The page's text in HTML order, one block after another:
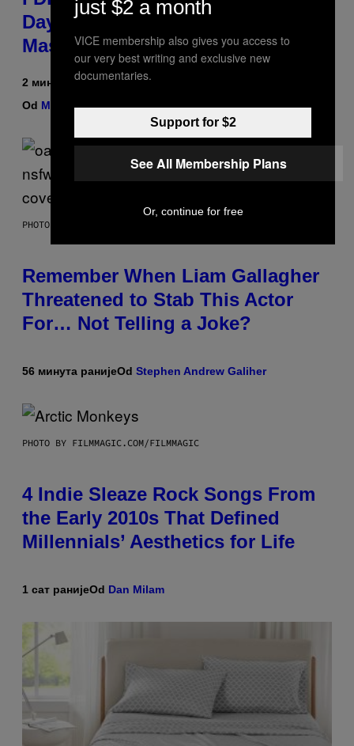
Day Existed Until I Saw This
Massive Sale at cbdMD
2 минута раније
Od Maha Haq| Reviewed byYsolt Usigan
PHOTO BY DAVE SIMPSON/WIREIMAGE/GETTY IMAGES
Remember When Liam Gallagher
Threatened to Stab This Actor
For… Not Telling a Joke?
56 минута ранијеOd Stephen Andrew Galiher
PHOTO BY FILMMAGIC.COM/FILMMAGIC
4 Indie Sleaze Rock Songs From
the Early 2010s That Defined
Millennials’ Aesthetics for Life
1 сат ранијеOd Dan Milam
just $2 a month
VICE membership also gives you access to
our very best writing and exclusive new
documentaries.
Support for $2
See All Membership Plans
Or, continue for free